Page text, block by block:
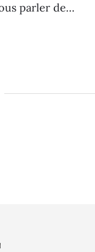
parler de…